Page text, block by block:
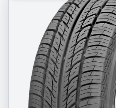
Pirelli
Platin
PointS
Radar
Riken